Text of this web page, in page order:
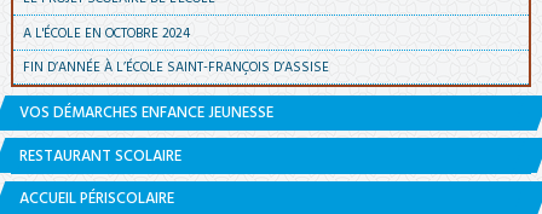
A L'ÉCOLE EN OCTOBRE 2024
FIN D’ANNÉE À L’ÉCOLE SAINT-FRANÇOIS D’ASSISE
VOS DÉMARCHES ENFANCE JEUNESSE
RESTAURANT SCOLAIRE
ACCUEIL PÉRISCOLAIRE